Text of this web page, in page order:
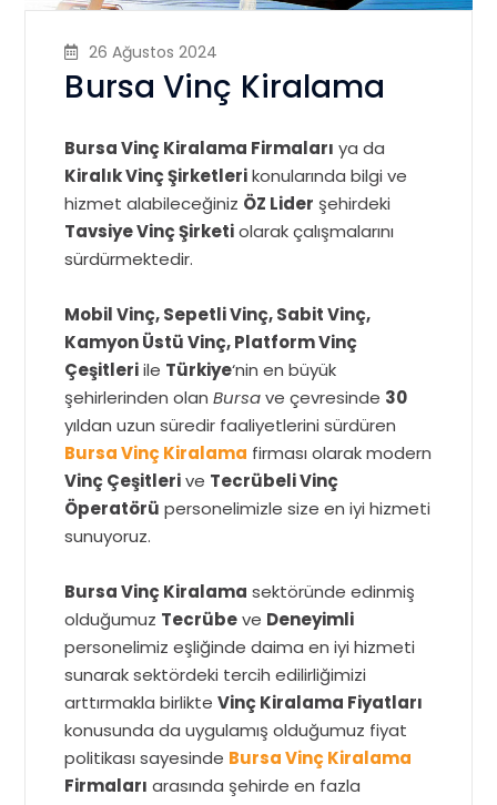
26 Ağustos 2024
Bursa Vinç Kiralama
Bursa Vinç Kiralama Firmaları ya da
Kiralık Vinç Şirketlerikonularında bilgi ve
hizmet alabileceğiniz ÖZ Lider şehirdeki
Tavsiye Vinç Şirketiolarak çalışmalarını
sürdürmektedir.
Mobil Vinç, Sepetli Vinç, Sabit Vinç,
Kamyon Üstü Vinç, Platform Vinç
Çeşitleriile Türkiye‘nin en büyük
şehirlerinden olanBursave çevresinde 30
yıldan uzun süredir faaliyetlerini sürdüren
Bursa Vinç Kiralama firması olarak modern
Vinç Çeşitlerive Tecrübeli Vinç
Öperatörü personelimizle size en iyi hizmeti
sunuyoruz.
Bursa Vinç Kiralama sektöründe edinmiş
olduğumuz Tecrübeve Deneyimli
personelimiz eşliğinde daima en iyi hizmeti
sunarak sektördeki tercih edilirliğimizi
arttırmakla birlikteVinç Kiralama Fiyatları
konusunda da uygulamış olduğumuz fiyat
politikası sayesinde Bursa Vinç Kiralama
Firmaları arasında şehirde en fazla